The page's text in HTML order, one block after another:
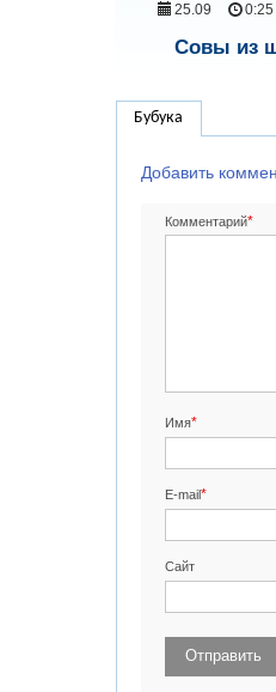
25.09 0:25
Совы из
Бубука
Добавить
Комментарий*
Имя*
E-mail*
Сайт